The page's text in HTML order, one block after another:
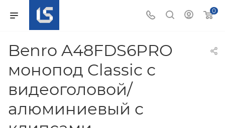
0
Benro A48FDS6PRO
монопод Classic с
видеоголовой/
алюминиевый с